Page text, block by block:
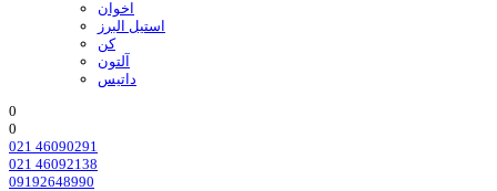
اخوان
استیل البرز
کن
آلتون
داتیس
0
0
021 46090291
021 46092138
09192648990